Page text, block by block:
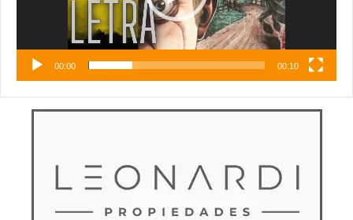
00:00 00:10